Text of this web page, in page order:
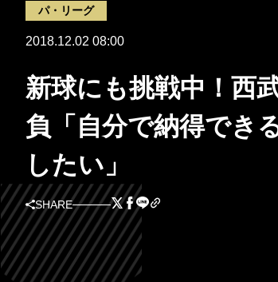
パ・リーグ
2018.12.02 08:00
新球にも挑戦中！西
負「自分で納得でき
したい」
SHARE